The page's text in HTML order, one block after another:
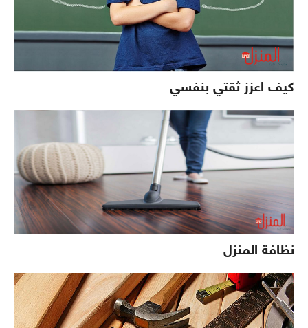
كيف اعزز ثقتي بنفسي
نظافة المنزل